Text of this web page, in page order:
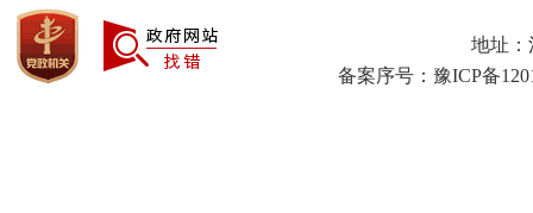
地址：
备案序号：豫ICP备